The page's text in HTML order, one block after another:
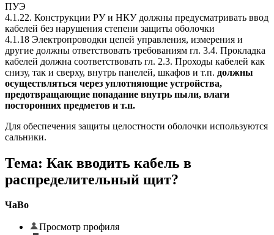
ПУЭ
4.1.22. Конструкции РУ и НКУ должны предусматривать ввод
кабелей без нарушения степени защиты оболочки
4.1.18 Электропроводки цепей управления, измерения и
другие должны ответствовать требованиям гл. 3.4. Прокладка
кабелей должна соответствовать гл. 2.3. Проходы кабелей как
снизу, так и сверху, внутрь панелей, шкафов и т.п. должны
осуществляться через уплотняющие устройства,
предотвращающие попадание внутрь пыли, влаги
посторонних предметов и т.п.
Для обеспечения защиты целостности оболочки используются
сальники.
Тема: Как вводить кабель в
распределительный щит?
ЧаВо
Просмотр профиля